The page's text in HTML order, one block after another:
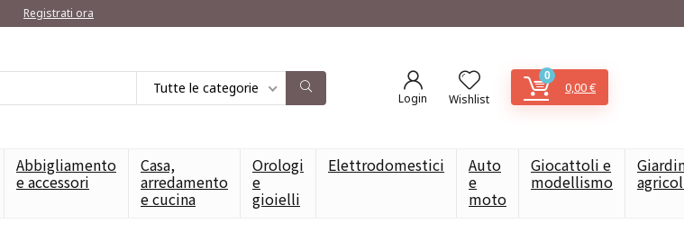
Registrati ora
Tutte le categorie
Login Wishlist
0
0,00€
Abbigliamento
e accessori
Casa,
arredamento
e cucina
Orologi
e
gioielli
Elettrodomestici Auto
e
moto
Giocattoli e
modellismo